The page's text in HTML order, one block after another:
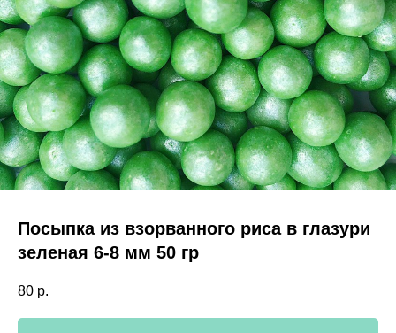
Посыпка из взорванного риса в глазури
зеленая 6-8 мм 50 гр
80 р.